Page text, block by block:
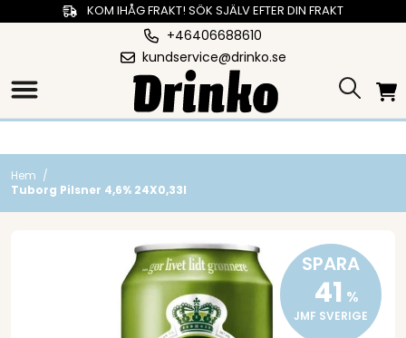
KOM IHÅG FRAKT! SÖK SJÄLV EFTER DIN FRAKT
+46406688610
kundservice@drinko.se
Hem /
Tuborg Pilsner 4,6% 24X0,33l
SPARA
41 %
JMF SVERIGE